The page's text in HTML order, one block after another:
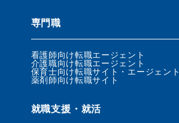
専門職
看護師向け転職エージェント
介護職向け転職エージェント
保育士向け転職サイト・エージェント
薬剤師向け転職サイト
就職支援・就活